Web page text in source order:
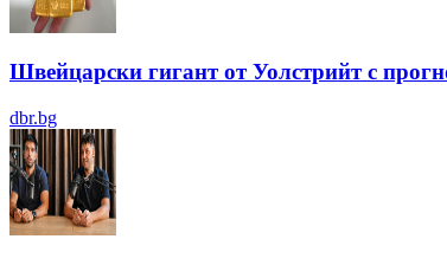
Швейцарски гигант от Уолстрийт с
dbr.bg